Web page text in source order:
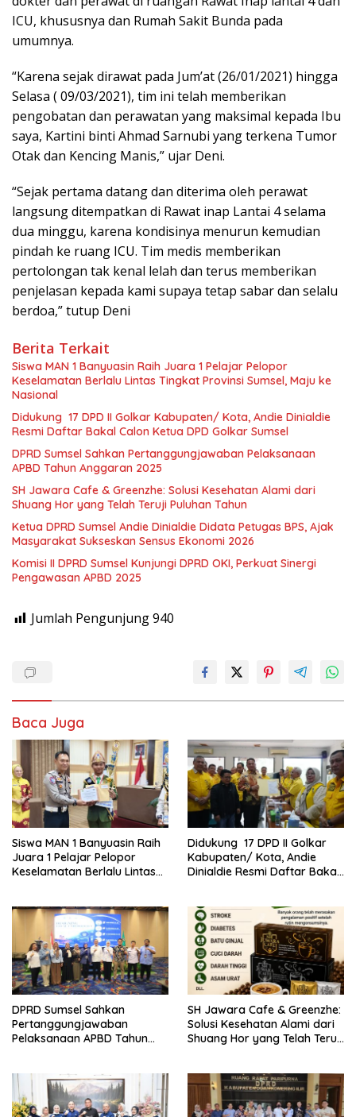
ICU, khususnya dan Rumah Sakit Bunda pada
umumnya.
“Karena sejak dirawat pada Jum’at (26/01/2021) hingga
Selasa ( 09/03/2021), tim ini telah memberikan
pengobatan dan perawatan yang maksimal kepada Ibu
saya, Kartini binti Ahmad Sarnubi yang terkena Tumor
Otak dan Kencing Manis,” ujar Deni.
“Sejak pertama datang dan diterima oleh perawat
langsung ditempatkan di Rawat inap Lantai 4 selama
dua minggu, karena kondisinya menurun kemudian
pindah ke ruang ICU. Tim medis memberikan
pertolongan tak kenal lelah dan terus memberikan
penjelasan kepada kami supaya tetap sabar dan selalu
berdoa,” tutup Deni
Berita Terkait
Siswa MAN 1 Banyuasin Raih Juara 1 Pelajar Pelopor
Keselamatan Berlalu Lintas Tingkat Provinsi Sumsel, Maju ke
Nasional
Didukung 17 DPD II Golkar Kabupaten/ Kota, Andie Dinialdie
Resmi Daftar Bakal Calon Ketua DPD Golkar Sumsel
DPRD Sumsel Sahkan Pertanggungjawaban Pelaksanaan
APBD Tahun Anggaran 2025
SH Jawara Cafe & Greenzhe: Solusi Kesehatan Alami dari
Shuang Hor yang Telah Teruji Puluhan Tahun
Ketua DPRD Sumsel Andie Dinialdie Didata Petugas BPS, Ajak
Masyarakat Sukseskan Sensus Ekonomi 2026
Komisi II DPRD Sumsel Kunjungi DPRD OKI, Perkuat Sinergi
Pengawasan APBD 2025
Jumlah Pengunjung940
Baca Juga
Siswa MAN 1 Banyuasin Raih
Juara 1 Pelajar Pelopor
Keselamatan Berlalu Lintas
Didukung 17 DPD II Golkar
Kabupaten/ Kota, Andie
Dinialdie Resmi Daftar Bakal
DPRD Sumsel Sahkan
Pertanggungjawaban
Pelaksanaan APBD Tahun
SH Jawara Cafe & Greenzhe:
Solusi Kesehatan Alami dari
Shuang Hor yang Telah Teruji